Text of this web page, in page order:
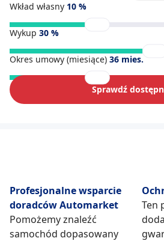
Wkład własny 10 %
Wykup 30 %
Okres umowy (miesiące) 36 mies.
Sprawdź
Profesjonalne wsparcie
doradców Automarket
Pomożemy znaleźć
samochód dopasowany
Ten